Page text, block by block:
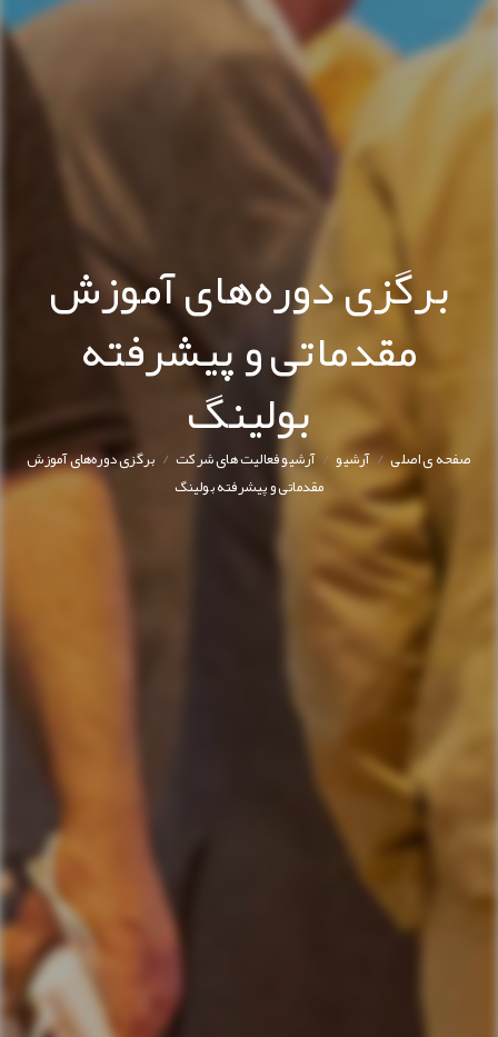
برگزی دوره‌های آموزش
مقدماتی و پیشرفته
بولینگ
صفحه ی اصلی/آرشیو/ آرشیو فعالیت های شرکت/ برگزی دوره‌های آموزش
مقدماتی و پیشرفته بولینگ